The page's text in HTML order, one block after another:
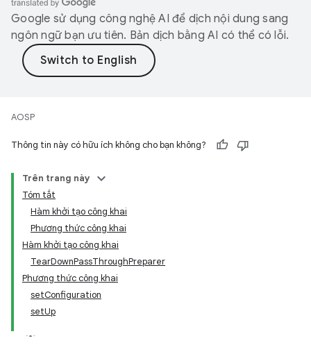
Google sử dụng công nghệ AI để dịch nội dung sang
ngôn ngữ bạn ưu tiên. Bản dịch bằng AI có thể có lỗi.
AOSP
Thông tin này có hữu ích không cho bạn không?
Trên trang này
Tóm tắt
Hàm khởi tạo công khai
Phương thức công khai
Hàm khởi tạo công khai
TearDownPassThroughPreparer
Phương thức công khai
setConfiguration
setUp